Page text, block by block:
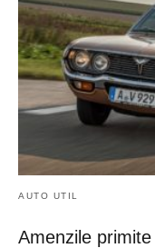
AUTO UTIL
Amenzile